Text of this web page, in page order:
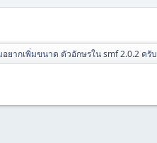
อยากเพิ่มขนาด ตัวอักษรใน smf 2.0.2 ครับ